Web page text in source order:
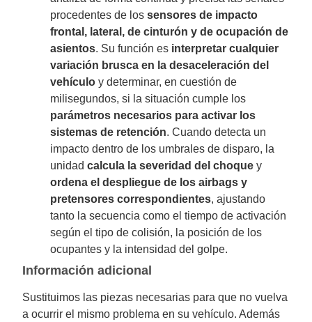
procedentes de lossensores de impacto
frontal, lateral, de cinturón y de ocupación de
asientos. Su función es interpretar cualquier
variación brusca en la desaceleración del
vehículo y determinar, en cuestión de
milisegundos, si la situación cumple los
parámetros necesarios para activar los
sistemas de retención. Cuando detecta un
impacto dentro de los umbrales de disparo, la
unidadcalcula la severidad del choque y
ordena el despliegue de los airbags y
pretensores correspondientes, ajustando
tanto la secuencia como el tiempo de activación
según el tipo de colisión, la posición de los
ocupantes y la intensidad del golpe.
Información adicional
Sustituimos las piezas necesarias para que no vuelva
a ocurrir el mismo problema en su vehículo. Además